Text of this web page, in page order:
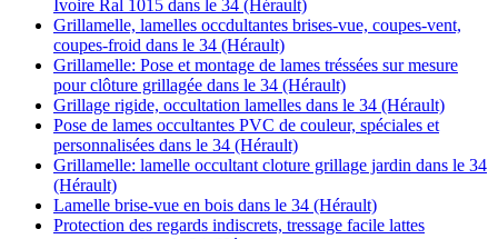
Ivoire Ral 1015 dans le 34 (Hérault)
Grillamelle, lamelles occdultantes brises-vue, coupes-vent,
coupes-froid dans le 34 (Hérault)
Grillamelle: Pose et montage de lames tréssées sur mesure
pour clôture grillagée dans le 34 (Hérault)
Grillage rigide, occultation lamelles dans le 34 (Hérault)
Pose de lames occultantes PVC de couleur, spéciales et
personnalisées dans le 34 (Hérault)
Grillamelle: lamelle occultant cloture grillage jardin dans le 34
(Hérault)
Lamelle brise-vue en bois dans le 34 (Hérault)
Protection des regards indiscrets, tressage facile lattes